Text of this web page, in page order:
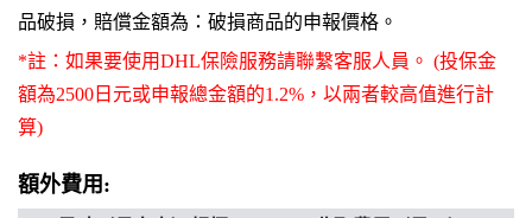
品破損，賠償金額為：破損商品的申報價格。
*註： 如果要使用DHL保險服務請聯繫客服人員。 (投保金
額為2500日元或申報總金額的1.2%，以兩者較高值進行計
算)
額外費用: